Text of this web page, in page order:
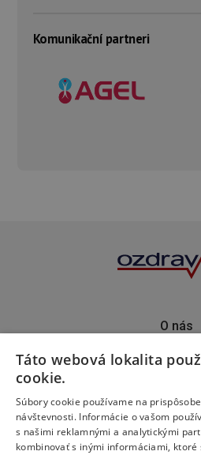
Komunikační partneri
O nás
Podporte
Táto webová lokalita
cookie.
Súbory cookie používame na
návštevnosti. Informácie o vašom
s našimi reklamnými a analytickými
kombinovať s inými informáciami,